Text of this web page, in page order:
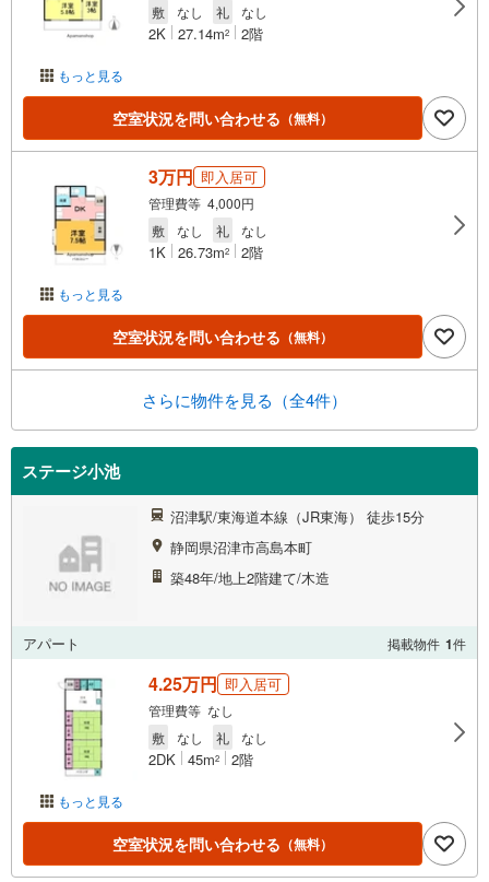
もっと見る
敷
なし 礼 なし
2K 27.14m2 2階
空室状況を問い合わせる （無料）
もっと見る
3万円 即入居可
管理費等 4,000円
敷
なし 礼 なし
1K 26.73m2 2階
空室状況を問い合わせる （無料）
さらに物件を見る（全4件）
ステージ小池
沼津駅/東海道本線（JR東海） 徒歩15分
静岡県沼津市高島本町
築48年/地上2階建て/木造
アパート 掲載物件 1件
もっと見る
4.25万円 即入居可
管理費等 なし
敷
なし 礼 なし
2DK 45m2 2階
空室状況を問い合わせる （無料）